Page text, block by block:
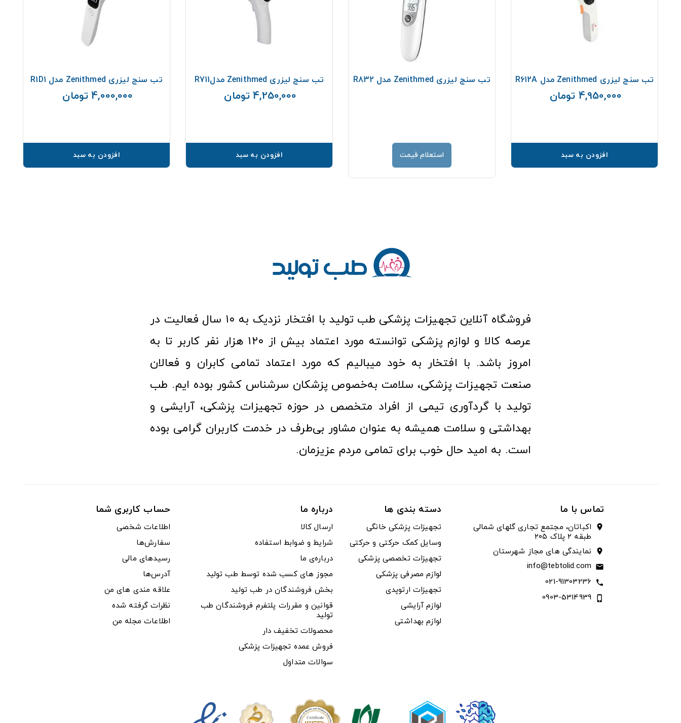
تب سنج لیزری Zenithmed مدل R612A
4,950,000 تومان
افزودن به سبد
تب سنج لیزری Zenithmed مدل R832
استعلام قیمت
تب سنج لیزری Zenithmed مدلR711
4,250,000 تومان
افزودن به سبد
تب سنج لیزری Zenithmed مدل R1D1
4,000,000 تومان
افزودن به سبد
فروشگاه آنلاین تجهیزات پزشکی طب تولید با افتخار نزدیک به ۱۰ سال فعالیت در
عرصه کالا و لوازم پزشکی توانسته مورد اعتماد بیش از ۱۲۰ هزار نفر کاربر تا به
امروز باشد. با افتخار به خود میبالیم که مورد اعتماد تمامی کابران و فعالان
صنعت تجهیزات پزشکی، سلامت به‌خصوص پزشکان سرشناس کشور بوده ایم. طب
تولید با گردآوری تیمی از افراد متخصص در حوزه تجهیزات پزشکی، آرایشی و
بهداشتی و سلامت همیشه به عنوان مشاور بی‌طرف در خدمت کاربران گرامی بوده
است. به امید حال خوب برای تمامی مردم عزیزمان.
تماس با ما
location_on
اکباتان، مجتمع تجاری گلهای شمالی
طبقه ۲ پلاک ۲۰۵
location_on نمایندگی های مجاز شهرستان
email
info@tebtolid.com
call
021-91303236
phone_iphone
0903-5314939
دسته بندی ها
تجهیزات پزشکی خانگی
وسایل کمک حرکتی و حرکتی
تجهیزات تخصصی پزشکی
لوازم مصرفی پزشکی
تجهیزات ارتوپدی
لوازم آرایشی
لوازم بهداشتی
درباره ما
ارسال کالا
شرایط و ضوابط استفاده
درباره‌ی ما
مجوز های کسب شده توسط طب تولید
بخش فروشندگان در طب تولید
قوانین و مقررات پلتفرم فروشندگان طب
تولید
محصولات تخفیف دار
فروش عمده تجهیزات پزشکی
سوالات متداول
حساب کاربری شما
اطلاعات شخصی
سفارش‌ها
رسیدهای مالی
آدرس‌ها
علاقه مندی های من
نظرات گرفته شده
اطلاعات مجله من